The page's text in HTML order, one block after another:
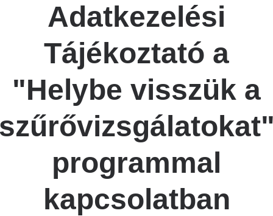
Adatkezelési
Tájékoztató a
"Helybe visszük a
programmal
kapcsolatban